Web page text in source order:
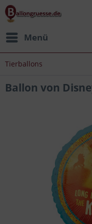
Menü
Tierballons
Ballon von